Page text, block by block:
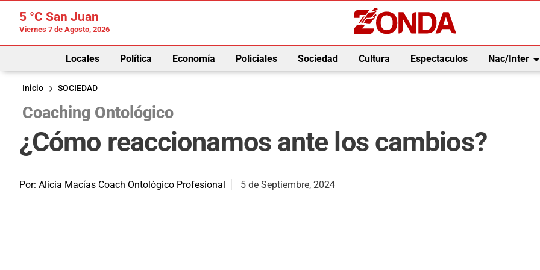
5 °C San Juan
Viernes 7 de Agosto, 2026
Locales Política Economía Policiales Sociedad Cultura Espectaculos Nac/Interarrow_drop_down
Inicio
SOCIEDAD
Coaching Ontológico
¿Cómo reaccionamos ante los cambios?
Por: Alicia Macías Coach Ontológico Profesional 5 de Septiembre, 2024